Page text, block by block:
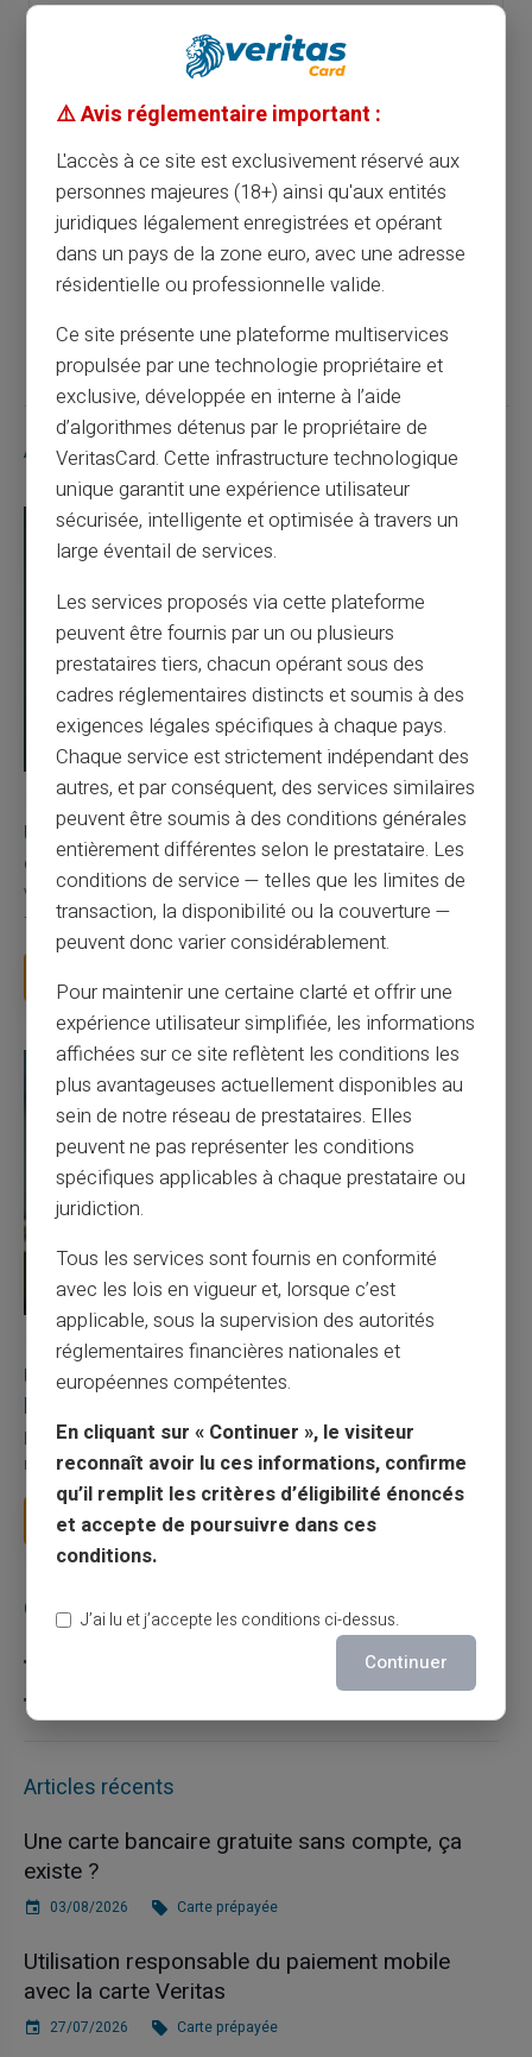
une carte prépayée sécurisée
Article précédent
Evitez les frais cachés avec une carte
prépayée transparente
Articles similaires
03/08/2026 Veritas Carte prépayée
Une carte bancaire gratuite sans compte, ça
existe ?
Vous avez tapé cette recherche parce que votre banque vous
facture 50 € par an pour une carte que vo...
27/07/2026 Veritas Carte prépayée
Utilisation responsable du paiement mobile avec
la carte Veritas
Le paiement mobile s'est imposé dans les habitudes quotidiennes,
mais il appelle des réflexes pour é...
Lire la suite
Catégories
Articles récents
Une carte bancaire gratuite sans compte, ça
existe ?
03/08/2026 Carte prépayée
Utilisation responsable du paiement mobile
avec la carte Veritas
27/07/2026 Carte prépayée
⚠️ Avis réglementaire important :
L'accès à ce site est exclusivement réservé aux
personnes majeures (18+) ainsi qu'aux entités
juridiques légalement enregistrées et opérant
dans un pays de la zone euro, avec une adresse
résidentielle ou professionnelle valide.
Ce site présente une plateforme multiservices
propulsée par une technologie propriétaire et
exclusive, développée en interne à l’aide
d’algorithmes détenus par le propriétaire de
VeritasCard. Cette infrastructure technologique
unique garantit une expérience utilisateur
sécurisée, intelligente et optimisée à travers un
large éventail de services.
Les services proposés via cette plateforme
peuvent être fournis par un ou plusieurs
prestataires tiers, chacun opérant sous des
cadres réglementaires distincts et soumis à des
exigences légales spécifiques à chaque pays.
Chaque service est strictement indépendant des
autres, et par conséquent, des services similaires
peuvent être soumis à des conditions générales
entièrement différentes selon le prestataire. Les
conditions de service — telles que les limites de
transaction, la disponibilité ou la couverture —
peuvent donc varier considérablement.
Pour maintenir une certaine clarté et offrir une
expérience utilisateur simplifiée, les informations
affichées sur ce site reflètent les conditions les
plus avantageuses actuellement disponibles au
sein de notre réseau de prestataires. Elles
peuvent ne pas représenter les conditions
spécifiques applicables à chaque prestataire ou
juridiction.
Tous les services sont fournis en conformité
avec les lois en vigueur et, lorsque c’est
applicable, sous la supervision des autorités
réglementaires financières nationales et
européennes compétentes.
En cliquant sur « Continuer », le visiteur
reconnaît avoir lu ces informations, confirme
qu’il remplit les critères d’éligibilité énoncés
et accepte de poursuivre dans ces
conditions.
J’ai lu et j’accepte les conditions ci-dessus.
Continuer